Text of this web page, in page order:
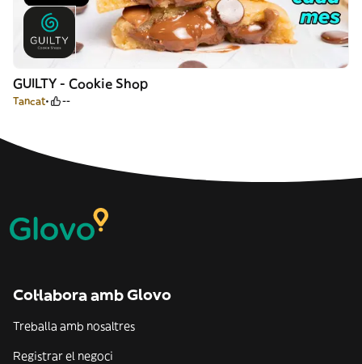
GUILTY - Cookie Shop
Tancat --
Col·labora amb Glovo
Treballa amb nosaltres
Registrar el negoci